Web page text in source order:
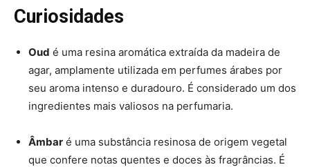
Curiosidades
Oud é uma resina aromática extraída da madeira de
agar, amplamente utilizada em perfumes árabes por
seu aroma intenso e duradouro. É considerado um dos
ingredientes mais valiosos na perfumaria.
Âmbar é uma substância resinosa de origem vegetal
que confere notas quentes e doces às fragrâncias. É